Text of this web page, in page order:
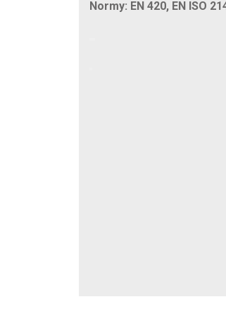
Normy: EN 420, EN ISO